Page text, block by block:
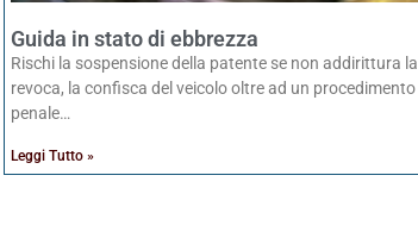
Guida in stato di ebbrezza
Rischi la sospensione della patente se non addirittura la
revoca, la confisca del veicolo oltre ad un procedimento
penale…
Leggi Tutto »